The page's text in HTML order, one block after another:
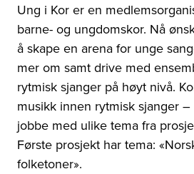
Ung i Kor er en
barne- og ungdomskor. Nå
å skape en arena for unge
mer om samt drive med
rytmisk sjanger på høyt nivå.
musikk innen rytmisk sjanger
jobbe med ulike tema fra
Første prosjekt har tema:
folketoner».